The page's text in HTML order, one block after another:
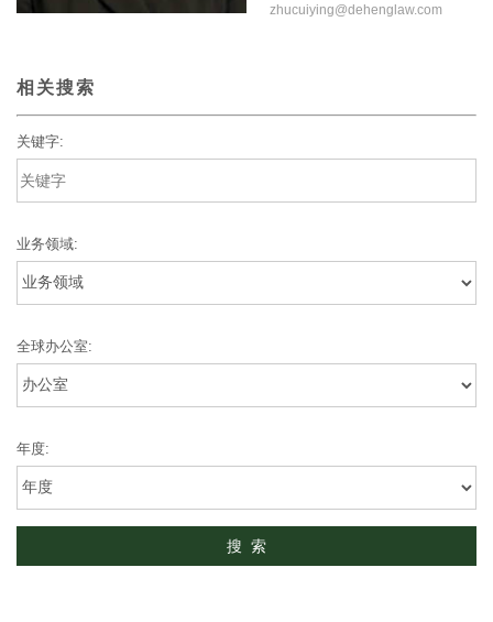
zhucuiying@dehenglaw.com
相关搜索
关键字:
业务领域:
全球办公室:
年度: